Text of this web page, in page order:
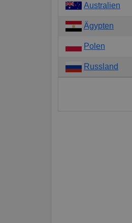
Australien
Ägypten
Polen
Russland